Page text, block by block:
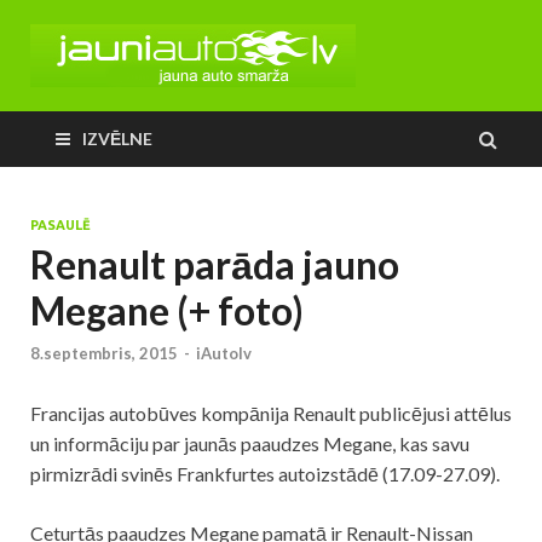
IZVĒLNE
PASAULĒ
Renault parāda jauno
Megane (+ foto)
8.septembris, 2015 - iAutolv
Francijas autobūves kompānija Renault publicējusi attēlus
un informāciju par jaunās paaudzes Megane, kas savu
pirmizrādi svinēs Frankfurtes autoizstādē (17.09-27.09).
Ceturtās paaudzes Megane pamatā ir Renault-Nissan